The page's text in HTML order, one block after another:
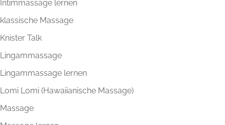
Intimmassage lernen
klassische Massage
Knister Talk
Lingammassage
Lingammassage lernen
Lomi Lomi (Hawaiianische Massage)
Massage